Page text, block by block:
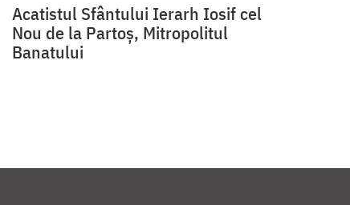
Acatistul Sfântului Ierarh Iosif cel
Nou de la Partoş, Mitropolitul
Banatului